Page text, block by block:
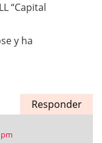
“Capital
y ha
Responder